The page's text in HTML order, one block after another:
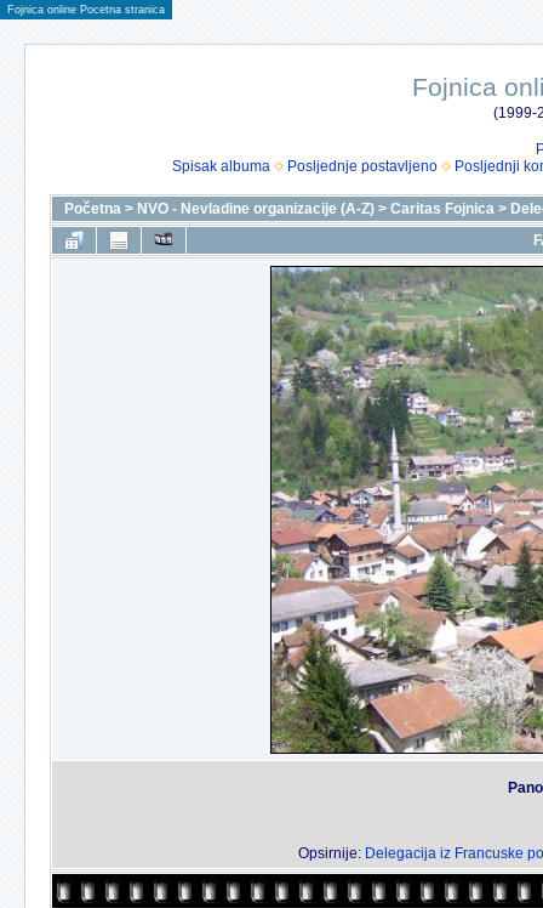
Fojnica online Pocetna stranica
Fojnica
(1999-
Spisak albuma
Posljednje postavljeno Posljednji
Početna > NVO - Nevladine organizacije (A-Z) > Caritas Fojnica >
Opsirnije: Delegacija iz Francuske